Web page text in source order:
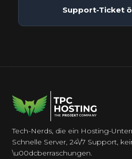
Support-Ticket
Tech-Nerds, die ein Hosting-
Schnelle Server, 24\/7 Support,
\u00dcberraschungen.